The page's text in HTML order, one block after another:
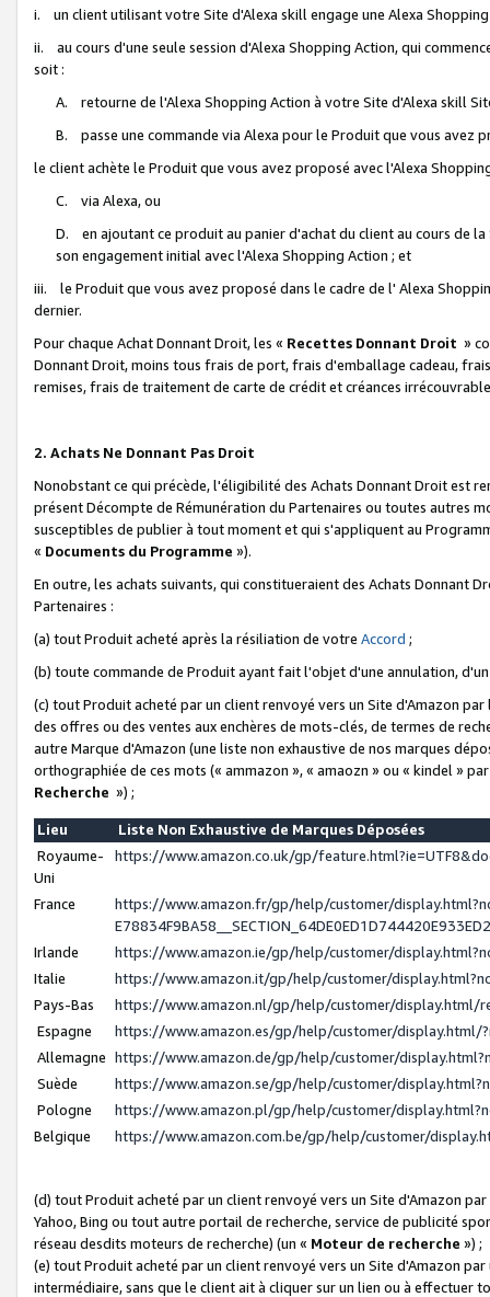
i. un client utilisant votre Site d'Alexa skill engage une Alexa
ii. au cours d'une seule session d'Alexa Shopping Action, qui
soit :
A. retourne de l'Alexa Shopping Action à votre Site d'Alexa skill
B. passe une commande via Alexa pour le Produit que vous avez
le client achète le Produit que vous avez proposé avec l'Alexa
C. via Alexa, ou
D. en ajoutant ce produit au panier d'achat du client au cours de
son engagement initial avec l'Alexa Shopping Action ; et
iii. le Produit que vous avez proposé dans le cadre de l' Alexa
dernier.
Pour chaque Achat Donnant Droit, les « Recettes Donnant Droit »
Donnant Droit, moins tous frais de port, frais d'emballage cadeau,
remises, frais de traitement de carte de crédit et créances
2. Achats Ne Donnant Pas Droit
Nonobstant ce qui précède, l'éligibilité des Achats Donnant Droit est
présent Décompte de Rémunération du Partenaires ou toutes autres
susceptibles de publier à tout moment et qui s'appliquent au
« Documents du Programme »).
En outre, les achats suivants, qui constitueraient des Achats Donnant
Partenaires :
(a) tout Produit acheté après la résiliation de votre Accord ;
(b) toute commande de Produit ayant fait l'objet d'une annulation,
(c) tout Produit acheté par un client renvoyé vers un Site d'Amazon
des offres ou des ventes aux enchères de mots-clés, de termes de
autre Marque d'Amazon (une liste non exhaustive de nos marques
orthographiée de ces mots (« ammazon », « amaozn » ou « kindel »
Recherche ») ;
Lieu
Liste Non Exhaustive de Marques Déposées
Royaume-
Uni
https://www.amazon.co.uk/gp/
France
https://www.amazon.fr/gp/help/customer/
Irlande
https://www.amazon.ie/gp/help/customer/
Italie
https://www.amazon.it/gp/help/customer/
Pays-Bas
https://www.amazon.nl/gp/help/customer/display.html/
Espagne
https://www.amazon.es/gp/help/customer/display.html/
Allemagne https://www.amazon.de/gp/help/customer/
Suède
https://www.amazon.se/gp/help/customer/
Pologne
https://www.amazon.pl/gp/help/customer/
Belgique
https://www.amazon.com.be/gp/help/customer/
(d) tout Produit acheté par un client renvoyé vers un Site d'Amazon
Yahoo, Bing ou tout autre portail de recherche, service de publicité
réseau desdits moteurs de recherche) (un « Moteur de recherche ») ;
(e) tout Produit acheté par un client renvoyé vers un Site d'Amazon
intermédiaire, sans que le client ait à cliquer sur un lien ou à